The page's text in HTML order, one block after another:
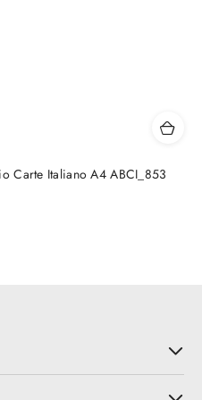
Carte Italiano A4 ABCI_853